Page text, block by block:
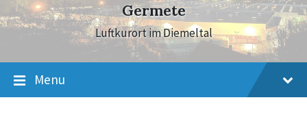
Germete
Luftkurort im Diemeltal
Menu